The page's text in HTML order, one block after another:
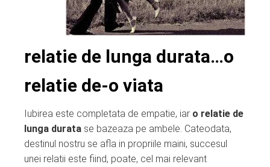
relatie de lunga durata…o
relatie de-o viata
Iubirea este completata de empatie, iar o relatie de
lunga durata se bazeaza pe ambele. Cateodata,
destinul nostru se afla in propriile maini, succesul
unei relatii este fiind, poate, cel mai relevant